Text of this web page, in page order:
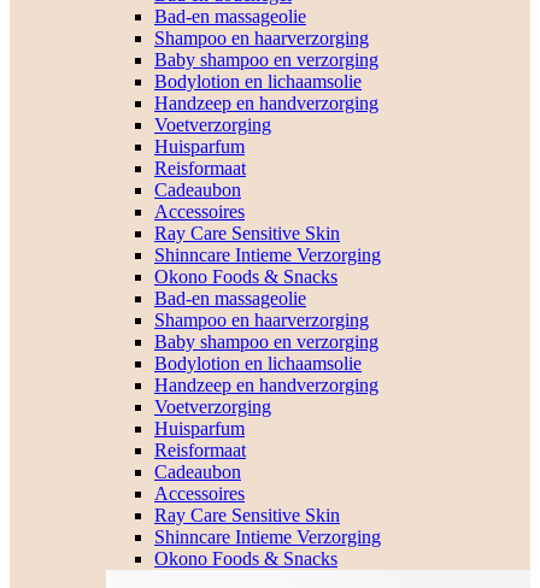
Bad-en massageolie
Shampoo en haarverzorging
Baby shampoo en verzorging
Bodylotion en lichaamsolie
Handzeep en handverzorging
Voetverzorging
Huisparfum
Reisformaat
Cadeaubon
Accessoires
Ray Care Sensitive Skin
Shinncare Intieme Verzorging
Okono Foods & Snacks
Bad-en massageolie
Shampoo en haarverzorging
Baby shampoo en verzorging
Bodylotion en lichaamsolie
Handzeep en handverzorging
Voetverzorging
Huisparfum
Reisformaat
Cadeaubon
Accessoires
Ray Care Sensitive Skin
Shinncare Intieme Verzorging
Okono Foods & Snacks